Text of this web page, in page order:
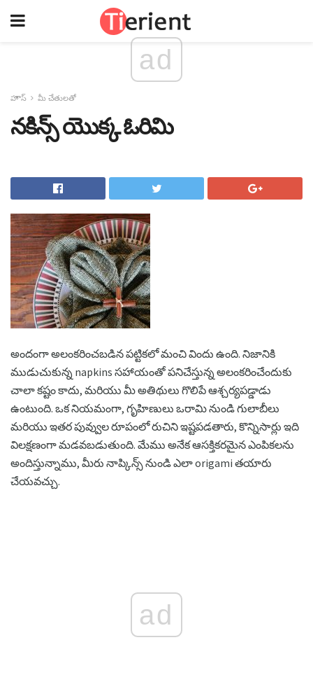
ad
హౌస్ మీ చేతులతో
నకిన్స్ యొక్క ఓరిమి
అందంగా అలంకరించబడిన పట్టికలో మంచి విందు ఉంది. నిజానికి
ముడుచుకున్న napkins సహాయంతో పనిచేస్తున్న అలంకరించేందుకు
చాలా కష్టం కాదు, మరియు మీ అతిథులు గొలిపే ఆశ్చర్యపడ్డాడు
ఉంటుంది. ఒక నియమంగా, గృహిణులు ఒరామి నుండి గులాబీలు
మరియు ఇతర పువ్వుల రూపంలో రుచిని ఇష్టపడతారు, కొన్నిసార్లు ఇది
విలక్షణంగా మడవబడుతుంది. మేము అనేక ఆసక్తికరమైన ఎంపికలను
అందిస్తున్నాము, మీరు నాప్కిన్స్ నుండి ఎలా origami తయారు
చేయవచ్చు.
ad